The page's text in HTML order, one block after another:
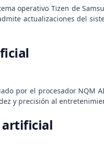
operativo Tizen de
actualizaciones del
por el procesador NQM
y precisión al
artificial